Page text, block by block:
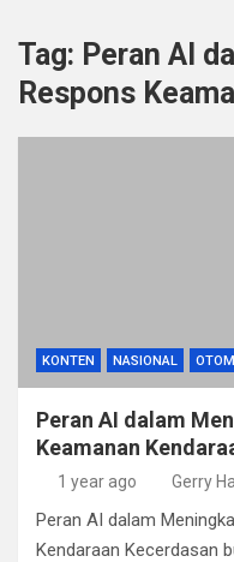
Tag: Peran AI
Respons
KONTEN NASIONAL
Peran AI dalam
Keamanan
1 year ago Gerry
Peran AI dalam
Kendaraan Kecerdasan